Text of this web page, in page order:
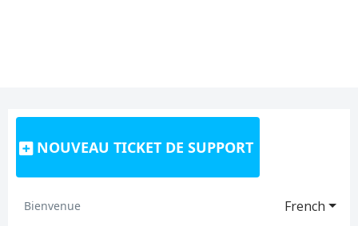
NOUVEAU TICKET DE SUPPORT
French
Bienvenue